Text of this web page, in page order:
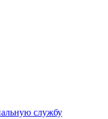
службу